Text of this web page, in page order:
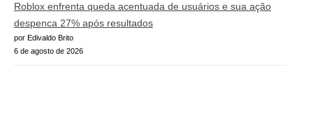
Roblox enfrenta queda acentuada de usuários e sua ação
despenca 27% após resultados
por Edivaldo Brito
6 de agosto de 2026